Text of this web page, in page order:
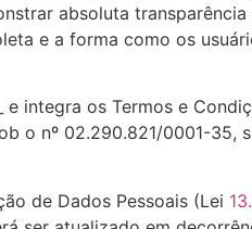
absoluta
e a forma como os
integra os Termos e
o nº 02.290.821/0001-35,
de Dados Pessoais (Lei